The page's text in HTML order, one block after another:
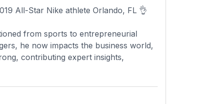
All-Star Nike athlete Orlando, FL 👌
from sports to entrepreneurial
he now impacts the business world,
contributing expert insights,